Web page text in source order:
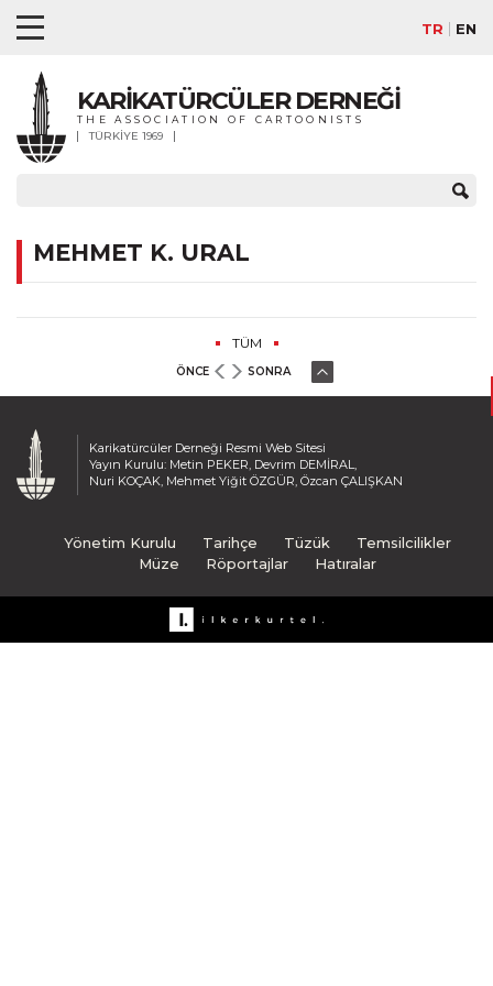
TR EN
KARİKATÜRCÜLER DERNEĞİ
THE ASSOCIATION OF CARTOONISTS
TÜRKİYE 1969
MEHMET K. URAL
TÜM
ÖNCE SONRA
Karikatürcüler Derneği Resmi Web Sitesi
Yayın Kurulu: Metin PEKER, Devrim DEMİRAL,
Nuri KOÇAK, Mehmet Yiğit ÖZGÜR, Özcan ÇALIŞKAN
Yönetim Kurulu Tarihçe Tüzük
Temsilcilikler
Müze
Röportajlar Hatıralar